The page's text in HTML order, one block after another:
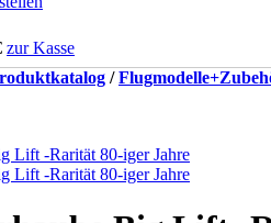
zur Kasse
/